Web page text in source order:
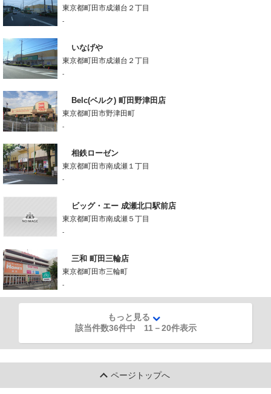
東京都町田市成瀬台２丁目
-
いなげや
東京都町田市成瀬台２丁目
-
Belc(ベルク) 町田野津田店
東京都町田市野津田町
-
相鉄ローゼン
東京都町田市南成瀬１丁目
-
ビッグ・エー 成瀬北口駅前店
東京都町田市南成瀬５丁目
-
三和 町田三輪店
東京都町田市三輪町
-
もっと見る
該当件数36件中 11 －20件表示
ページトップへ